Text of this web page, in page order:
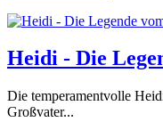
Heidi - Die
Die temperamentvolle
Großvater...